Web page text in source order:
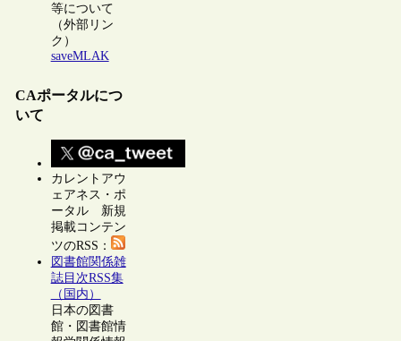
等について
（外部リン
ク）
saveMLAK
CAポータルにつ
いて
カレントアウ
ェアネス・ポ
ータル 新規
掲載コンテン
ツのRSS：
図書館関係雑
誌目次RSS集
（国内）
日本の図書
館・図書館情